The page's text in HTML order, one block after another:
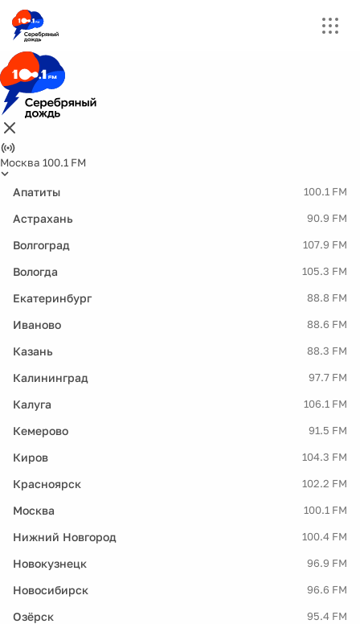
Москва 100.1 FM
Апатиты 100.1 FM
Астрахань 90.9 FM
Волгоград 107.9 FM
Вологда 105.3 FM
Екатеринбург 88.8 FM
Иваново 88.6 FM
Казань 88.3 FM
Калининград 97.7 FM
Калуга 106.1 FM
Кемерово 91.5 FM
Киров 104.3 FM
Красноярск 102.2 FM
Москва 100.1 FM
Нижний Новгород 100.4 FM
Новокузнецк 96.9 FM
Новосибирск 96.6 FM
Озёрск 95.4 FM